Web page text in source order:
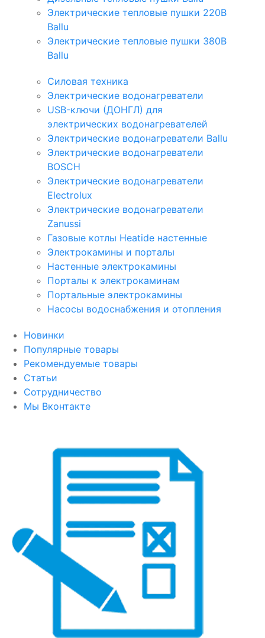
Электрические тепловые пушки 220В
Ballu
Электрические тепловые пушки 380В
Ballu
Силовая техника
Электрические водонагреватели
USB-ключи (ДОНГЛ) для
электрических водонагревателей
Электрические водонагреватели Ballu
Электрические водонагреватели
BOSCH
Электрические водонагреватели
Electrolux
Электрические водонагреватели
Zanussi
Газовые котлы Heatide настенные
Электрокамины и порталы
Настенные электрокамины
Порталы к электрокаминам
Портальные электрокамины
Насосы водоснабжения и отопления
Новинки
Популярные товары
Рекомендуемые товары
Статьи
Сотрудничество
Мы Вконтакте